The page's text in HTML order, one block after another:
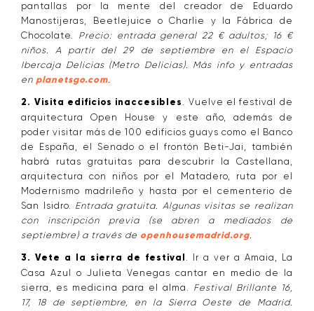
pantallas por la mente del creador de Eduardo
Manostijeras, Beetlejuice o Charlie y la Fábrica de
Chocolate.
Precio: entrada general 22 € adultos; 16 €
niños. A partir del 29 de septiembre en el Espacio
Ibercaja Delicias (Metro Delicias). Más info y entradas
en planetsgo.com.
2. Visita edificios inaccesibles . Vuelve el festival de
arquitectura Open House y este año, además de
poder visitar más de 100 edificios guays como el Banco
de España, el Senado o el frontón Beti-Jai, también
habrá rutas gratuitas para descubrir la Castellana,
arquitectura con niños por el Matadero, ruta por el
Modernismo madrileño y hasta por el cementerio de
San Isidro. Entrada gratuita. Algunas visitas se realizan
con inscripción previa (se abren a mediados de
septiembre) a través de openhousemadrid.org.
3. Vete a la sierra de festival . Ir a ver a Amaia, La
Casa Azul o Julieta Venegas cantar en medio de la
sierra, es medicina para el alma. Festival Brillante 16,
17, 18 de septiembre, en la Sierra Oeste de Madrid.